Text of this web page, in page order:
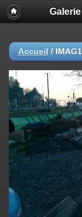
Accueil /